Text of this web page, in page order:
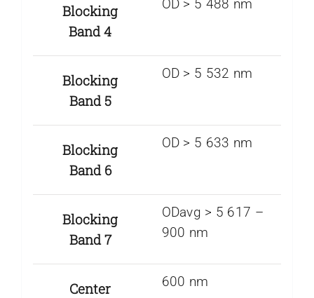
Blocking
Band 4
OD > 5 488 nm
Blocking
Band 5
OD > 5 532 nm
Blocking
Band 6
OD > 5 633 nm
Blocking
Band 7
ODavg > 5 617 –
900 nm
Center
600 nm